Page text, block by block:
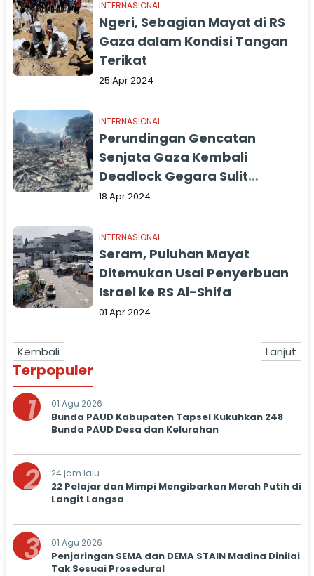
INTERNASIONAL
Ngeri, Sebagian Mayat di RS
Gaza dalam Kondisi Tangan
Terikat
25 Apr 2024
INTERNASIONAL
Perundingan Gencatan
Senjata Gaza Kembali
Deadlock Gegara Sulit
Temukan Solusi
18 Apr 2024
INTERNASIONAL
Seram, Puluhan Mayat
Ditemukan Usai Penyerbuan
Israel ke RS Al-Shifa
01 Apr 2024
Kembali Lanjut
Terpopuler
1 01 Agu 2026
Bunda PAUD Kabupaten Tapsel Kukuhkan 248
Bunda PAUD Desa dan Kelurahan
2 24 jam lalu
22 Pelajar dan Mimpi Mengibarkan Merah Putih di
Langit Langsa
3 01 Agu 2026
Penjaringan SEMA dan DEMA STAIN Madina Dinilai
Tak Sesuai Prosedural